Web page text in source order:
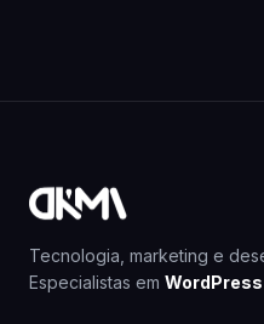
Tecnologia, marketing e
Especialistas em WordPress